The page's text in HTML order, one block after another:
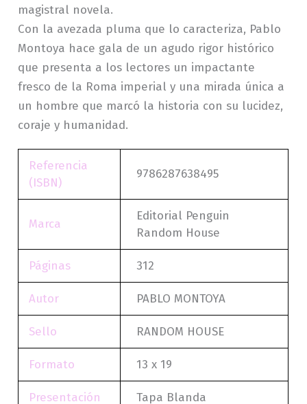
magistral novela.
Con la avezada pluma que lo caracteriza, Pablo
Montoya hace gala de un agudo rigor histórico
que presenta a los lectores un impactante
fresco de la Roma imperial y una mirada única a
un hombre que marcó la historia con su lucidez,
coraje y humanidad.
Referencia
(ISBN)
9786287638495
Marca
Editorial Penguin
Random House
Páginas 312
Autor PABLO MONTOYA
Sello RANDOM HOUSE
Formato 13 x 19
Presentación Tapa Blanda